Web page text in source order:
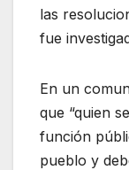
las
fue
En un
que “quien
función
pueblo y